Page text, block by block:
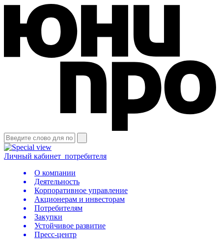
Личный кабинет потребителя
О компании
Деятельность
Корпоративное управление
Акционерам и инвесторам
Потребителям
Закупки
Устойчивое развитие
Пресс-центр